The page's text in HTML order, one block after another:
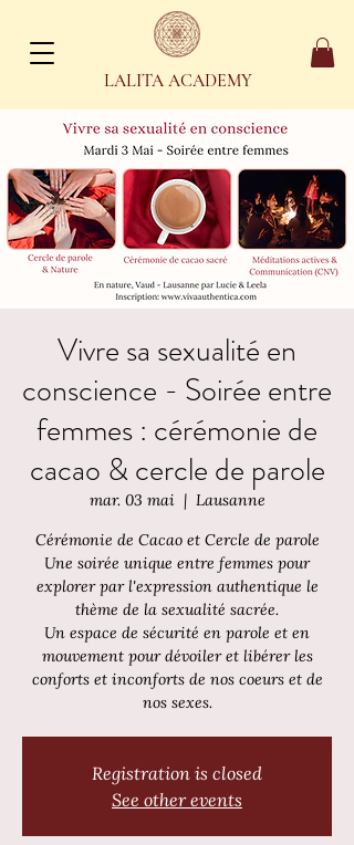
LALITA ACADEMY
Vivre sa sexualité en
conscience - Soirée entre
femmes : cérémonie de
cacao & cercle de parole
mar. 03 mai
  |
Lausanne
Cérémonie de Cacao et Cercle de parole
Une soirée unique entre femmes pour
explorer par l'expression authentique le
thème de la sexualité sacrée.
Un espace de sécurité en parole et en
mouvement pour dévoiler et libérer les
conforts et inconforts de nos coeurs et de
nos sexes.
Registration is closed
See other events